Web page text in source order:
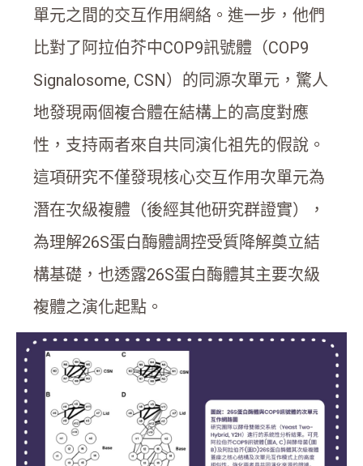
單元之間的交互作用網絡。進一步，他們
比對了阿拉伯芥中COP9訊號體（COP9
Signalosome, CSN）的同源次單元，驚人
地發現兩個複合體在結構上的高度對應
性，支持兩者來自共同演化祖先的假說。
這項研究不僅發現核心交互作用次單元為
潛在次級複體（後經其他研究群證實），
為理解26S蛋白酶體調控受質降解奠立結
構基礎，也透露26S蛋白酶體其主要次級
複體之演化起點。